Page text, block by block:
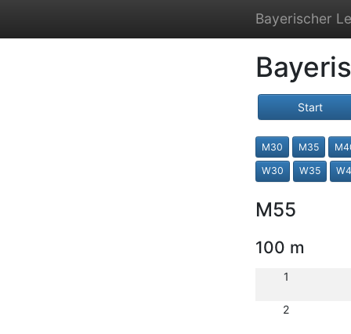
Bayerischer
Start
M30 M35
W30 W35
M55
100 m
1
2